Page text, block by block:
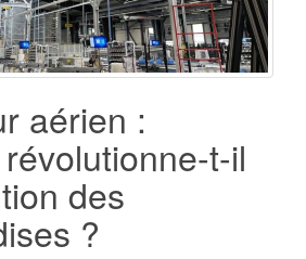
a
t
i
aérien :
t-il
des
?